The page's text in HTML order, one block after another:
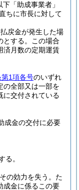
下「助成事業者」
ちに市長に対して
戻金が発生した場
する。
この場合
済月数の定期運賃
1項各号のいずれ
の全部又は一部を
に交付されている
成金の交付に必要
る。
の効力を失う。 た
成金に係るこの要